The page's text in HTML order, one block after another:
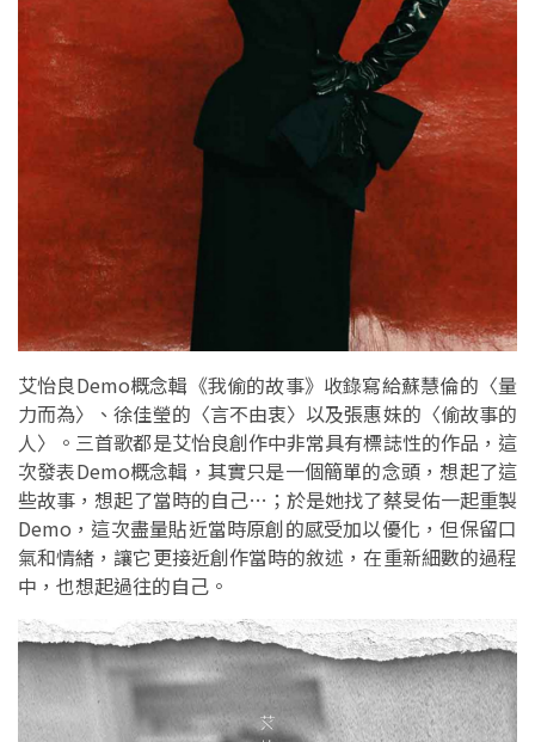
艾怡良Demo概念輯《我偷的故事》收錄寫給蘇慧倫的〈量
力而為〉、徐佳瑩的〈言不由衷〉以及張惠妹的〈偷故事的
人〉。三首歌都是艾怡良創作中非常具有標誌性的作品，這
次發表Demo概念輯，其實只是一個簡單的念頭，想起了這
些故事，想起了當時的自己…；於是她找了蔡旻佑一起重製
Demo，這次盡量貼近當時原創的感受加以優化，但保留口
氣和情緒，讓它更接近創作當時的敘述，在重新細數的過程
中，也想起過往的自己。